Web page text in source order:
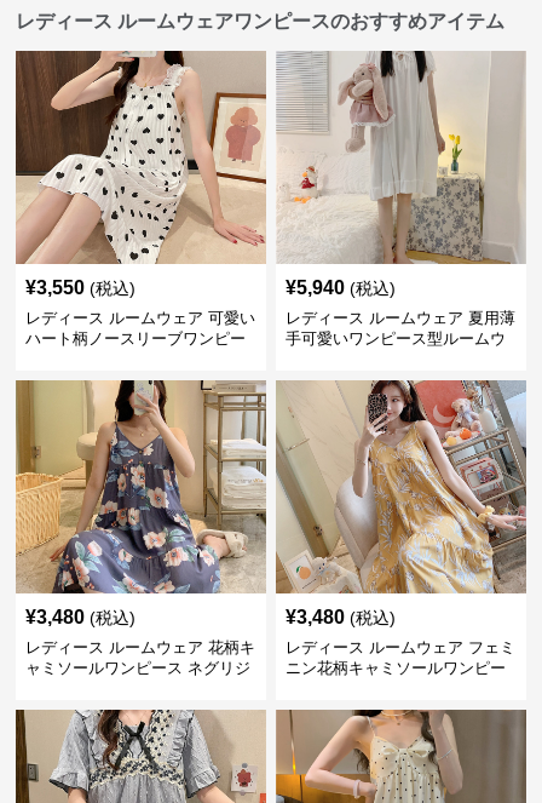
レディース ルームウェアワンピースのおすすめアイテム
¥3,550 (税込)
レディース ルームウェア 可愛い
ハート柄ノースリーブワンピー
¥5,940 (税込)
レディース ルームウェア 夏用薄
手可愛いワンピース型ルームウ
¥3,480 (税込)
レディース ルームウェア 花柄キ
ャミソールワンピース ネグリジ
¥3,480 (税込)
レディース ルームウェア フェミ
ニン花柄キャミソールワンピー